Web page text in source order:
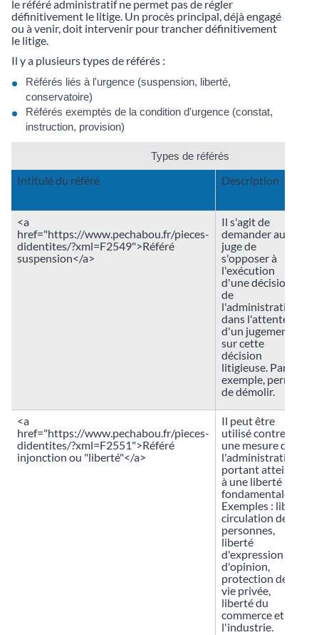
le référé administratif ne permet pas de régler
définitivement le litige. Un procès principal, déjà engagé
ou à venir, doit intervenir pour trancher définitivement
le litige.
Il y a plusieurs types de référés :
Référés liés à l'urgence (suspension, liberté,
conservatoire)
Référés exemptés de la condition d'urgence (constat,
instruction, provision)
Types de référés
Intitulé du référé Description
<a
href="https://www.pechabou.fr/pieces-
didentites/?xml=F2549">Référé
suspension</a>
Il s'agit de
demander au
juge de
s'opposer à
l'exécution
d'une décision
de
l'administration,
dans l'attente
d'un jugement
sur cette
décision
litigieuse. Par
exemple, permis
de démolir.
<a
href="https://www.pechabou.fr/pieces-
didentites/?xml=F2551">Référé
injonction ou "liberté"</a>
Il peut être
utilisé contre
une mesure de
l'administration
portant atteinte
à une liberté
fondamentale.
Exemples : libre
circulation des
personnes,
liberté
d'expression ou
d'opinion,
protection de la
vie privée,
liberté du
commerce et de
l'industrie.